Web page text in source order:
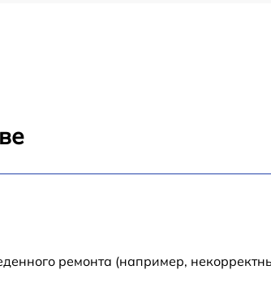
ремонта (например,